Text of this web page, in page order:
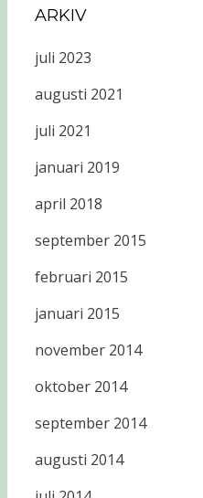
ARKIV
juli 2023
augusti 2021
juli 2021
januari 2019
april 2018
september 2015
februari 2015
januari 2015
november 2014
oktober 2014
september 2014
augusti 2014